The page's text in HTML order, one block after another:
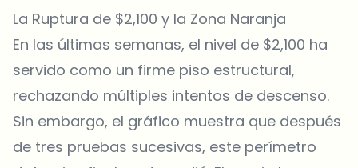
La Ruptura de $2,100 y la Zona Naranja
En las últimas semanas, el nivel de $2,100 ha
servido como un firme piso estructural,
rechazando múltiples intentos de descenso.
Sin embargo, el gráfico muestra que después
de tres pruebas sucesivas, este perímetro